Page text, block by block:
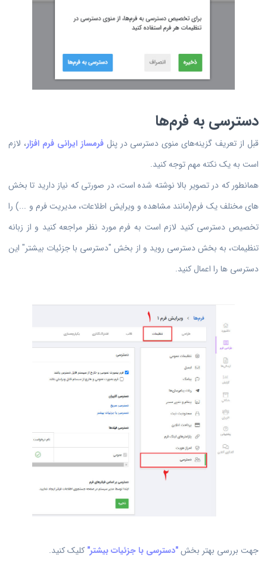
دسترسی به فرم‌ها
قبل از تعریف گزینه‌های منوی دسترسی در پنلفرمساز ایرانی فرم افزار، لازم
است به یک نکته مهم توجه کنید.
همانطور که در تصویر بالا نوشته شده است، در صورتی که نیاز دارید تا بخش
های مخنلف یک فرم(مانند مشاهده و ویرایش اطلاعات، مدیریت فرم و ...) را
تخصیص دسترسی کنید لازم است به فرم مورد نظر مراجعه کنید و از زبانه
تنظیمات، به بخش دسترسی روید و از بخش "دسترسی با جزئیات بیشتر" این
دسترسی ها را اعمال کنید.
جهت بررسی بهتر بخش"دسترسی با جزئیات بیشتر" کلیک کنید.